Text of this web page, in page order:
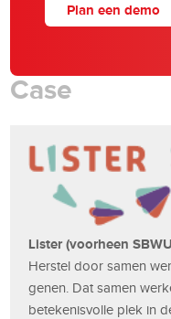
Plan een demo
Case
Lister (voorheen
Herstel door samen
genen. Dat samen
betekenisvolle plek in